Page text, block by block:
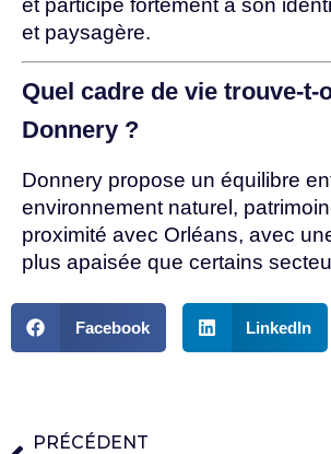
et participe fortement à son
et paysagère.
Quel cadre de vie trouve-t-
Donnery ?
Donnery propose un équilibre
environnement naturel,
proximité avec Orléans, avec
plus apaisée que certains
Facebook LinkedIn
PRÉCÉDENT